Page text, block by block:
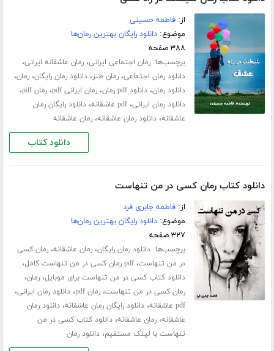
از:فاطمه حسینی
موضوع:دانلود رایگان بهترین رمان‌ها
۳۸۸ صفحه
برچسب‌ها:رمان اجتماعی ایرانی،رمان عاشقانه ایرانی،
دانلود رمان اجتماعی،رمان طنز،دانلود رمان رایگان،رمان،
دانلود رمان،دانلود pdf رمان ،رمان ایرانی pdf ،رمان pdf ،
دانلود رمان ایرانی،pdf عاشقانه ،دانلود رایگان رمان
عاشقانه،دانلود رمان عاشقانه،رمان عاشقانه
دانلود کتاب
دانلود کتاب رمان کسی در من تنهاست
از:فاطمه جابری فرد
موضوع:دانلود رایگان بهترین رمان‌ها
۳۲۷ صفحه
برچسب‌ها:دانلود رمان رایگان،رمان عاشقانه،رمان کسی
در من تنهاست،pdf رمان کسی در من تنهاست کامل ،
دانلود کتاب کسی در من تنهاست برای موبایل،رمان،
رمان کسی در من تنهاست،رمان pdf ،دانلود رمان ایرانی،
pdf عاشقانه ،دانلود رایگان رمان عاشقانه،دانلود رمان
عاشقانه،رمان عاشقانه،دانلود کتاب کسی در من
تنهاست با لینک مستقیم،دانلود رمان